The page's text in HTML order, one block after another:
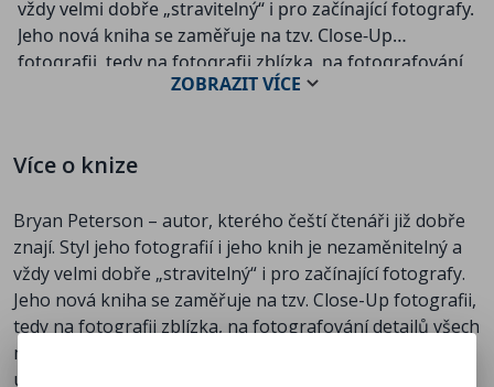
vždy velmi dobře „stravitelný“ i pro začínající fotografy.
Jeho nová kniha se zaměřuje na tzv. Close-Up
fotografii, tedy na fotografii zblízka, na fotografování
detailů všech možných věcí, které kolem sebe najdete,
použití běžně dostupné techniky, případně jaké
profesionálem v oblasti makrofotografie. Jak je pro
autora typické, nechybí množství praktických rad, jak
si při fotografování pomoci např. vytvořením umělého
deště, efektivním nasvícením za pomoci různých
odrazných desek, jak vyřešit problémy s nevhodným
ZOBRAZITVÍCE
Více o knize
Bryan Peterson – autor, kterého čeští čtenáři již dobře
znají. Styl jeho fotografií i jeho knih je nezaměnitelný a
vždy velmi dobře „stravitelný“ i pro začínající fotografy.
Jeho nová kniha se zaměřuje na tzv. Close-Up fotografii,
tedy na fotografii zblízka, na fotografování detailů všech
možných věcí, které kolem sebe najdete, ať již doma, na
ulici nebo v přírodě. Kniha podrobně popisuje, jak v